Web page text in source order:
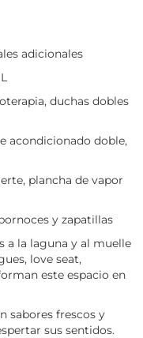
adicionales
duchas dobles
acondicionado doble,
plancha de vapor
y zapatillas
a la laguna y al muelle
love seat,
este espacio en
sabores frescos y
sus sentidos.